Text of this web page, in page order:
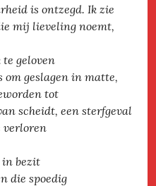
is ontzegd. Ik zie
mij lieveling noemt,
geloven
geslagen in matte,
tot
scheidt, een sterfgeval
verloren
bezit
die spoedig